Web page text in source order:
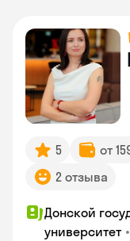
5 от
2 отзыва
Донской
университет •